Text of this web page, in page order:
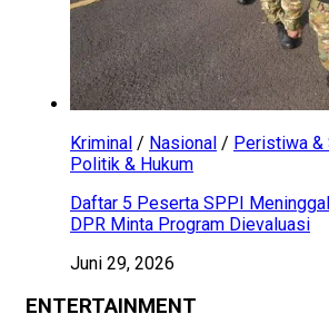
Kriminal / Nasional / Peristiwa &
Politik & Hukum
Daftar 5 Peserta SPPI
DPR Minta Program Dievaluasi
Juni 29, 2026
ENTERTAINMENT